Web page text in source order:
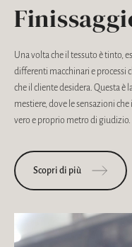
Una volta che il tessuto è tinto,
differenti macchinari e processi
che il cliente desidera. Questa è
mestiere, dove le sensazioni
vero e proprio metro di giudizio.
Scopri di più